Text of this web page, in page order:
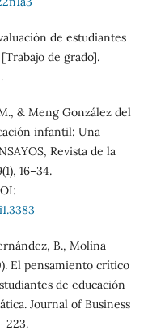
de estudiantes
de grado].
& Meng González del
infantil: Una
Revista de la
16–34.
B., Molina
El pensamiento crítico
de educación
Journal of Business